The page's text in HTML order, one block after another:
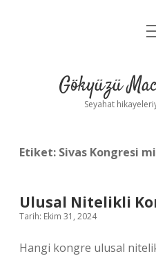
Yasal
Gökyüzü
Seyahat
Etiket: Sivas Kongresi
Ulusal Nitelikli
Tarih: Ekim 31, 2024
Hangi kongre ulusal